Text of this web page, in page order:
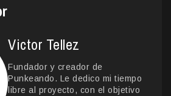
Victor Tellez
Fundador y creador de
Punkeando. Le dedico mi tiempo
libre al proyecto, con el objetivo